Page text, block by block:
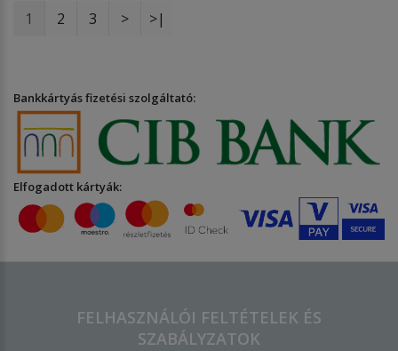
1 2 3 > >|
Bankkártyás fizetési szolgáltató:
Elfogadott kártyák:
FELHASZNÁLÓI FELTÉTELEK ÉS
SZABÁLYZATOK